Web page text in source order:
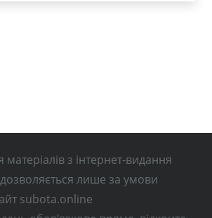
з інтернет-видання
лише за умови
subota.online